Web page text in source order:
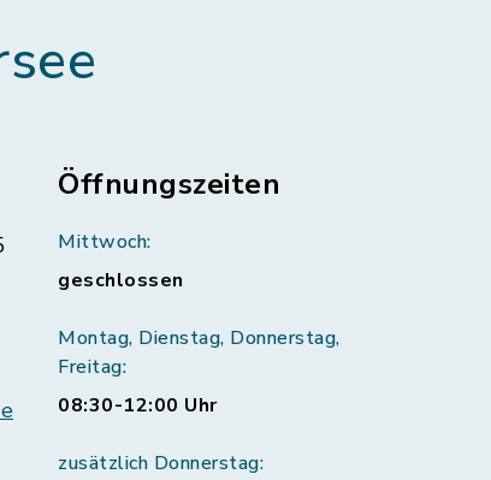
Öffnungszeiten
Mittwoch:
geschlossen
Montag, Dienstag, Donnerstag,
Freitag:
08:30-12:00 Uhr
zusätzlich Donnerstag: